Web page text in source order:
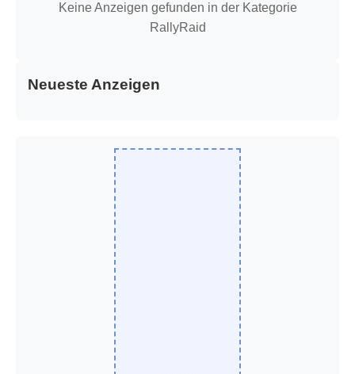
Keine Anzeigen gefunden in der Kategorie
RallyRaid
Neueste Anzeigen